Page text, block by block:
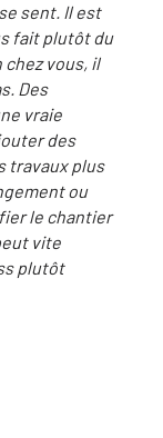
sent. Il est
fait plutôt du
chez vous, il
Des
vraie
des
travaux plus
ou
le chantier
vite
plutôt